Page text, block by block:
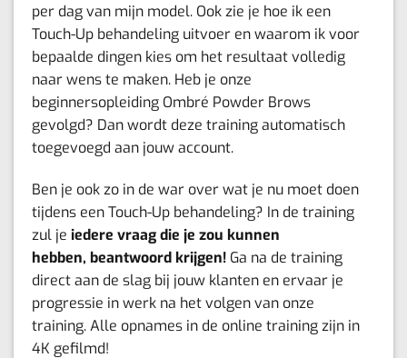
per dag van mijn model. Ook zie je hoe ik een
Touch-Up behandeling uitvoer en waarom ik voor
bepaalde dingen kies om het resultaat volledig
naar wens te maken. Heb je onze
beginnersopleiding Ombré Powder Brows
gevolgd? Dan wordt deze training automatisch
toegevoegd aan jouw account.
Ben je ook zo in de war over wat je nu moet doen
tijdens een Touch-Up behandeling? In de training
zul je iedere vraag die je zou kunnen
hebben, beantwoord krijgen! Ga na de training
direct aan de slag bij jouw klanten en ervaar je
progressie in werk na het volgen van onze
training. Alle opnames in de online training zijn in
4K gefilmd!